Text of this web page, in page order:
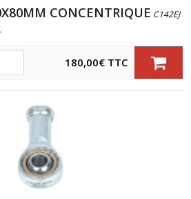
CONCENTRIQUE C142EJ
180,00€ TTC